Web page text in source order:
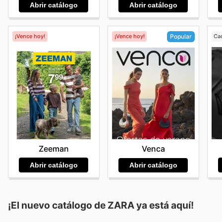
Abrir catálogo Abrir catálogo
¡Vence hoy!
Zeeman
Abrir catálogo
¡Vence hoy! Popular
Venca
Abrir catálogo
¡El nuevo catálogo de ZARAya está aquí!